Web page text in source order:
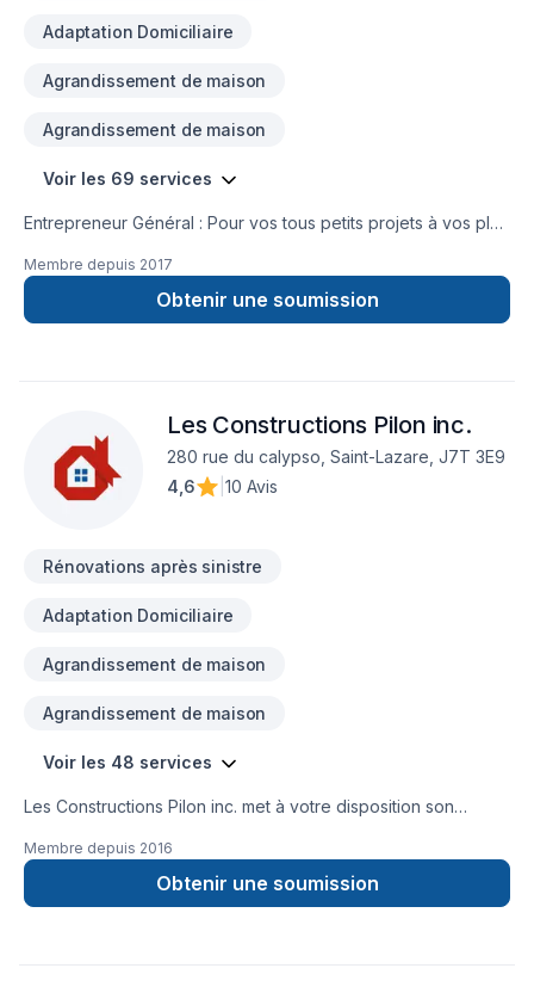
Adaptation Domiciliaire
Agrandissement de maison
Agrandissement de maison
Voir les 69 services
Entrepreneur Général : Pour vos tous petits projets à vos plus
de réalisez vos travaux tout en restant à votre
écoute. Service personnalisé !
Membre depuis 2017
Obtenir une soumission
Les Constructions Pilon inc.
280 rue du calypso, Saint-Lazare, J7T 3E9
4,6
10 Avis
Rénovations après sinistre
Adaptation Domiciliaire
Agrandissement de maison
Agrandissement de maison
Voir les 48 services
Les Constructions Pilon inc. met à votre disposition son
sinistre, Armoires, Carrelage, Charpentier, Commercial,
Cuisine, Démolition, Escalier et rampe, Garage, Gouttières,
Gypse, Meubles, Peinture, Plancher, Rénovation générale,
Membre depuis 2016
Obtenir une soumission